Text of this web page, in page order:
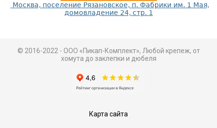
Москва, поселение Рязановское, п. Фабрики им. 1 Мая,
домовладение 24, стр. 1
© 2016-2022 - ООО «Пикап-Комплект», Любой крепеж, от
хомута до заклепки и дюбеля
Карта сайта